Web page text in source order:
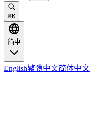
⌘K
简中
English繁體中文简体中文